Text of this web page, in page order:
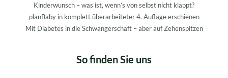
Kinderwunsch – was ist, wenn’s von selbst nicht klappt?
planBaby in komplett überarbeiteter 4. Auflage erschienen
Mit Diabetes in die Schwangerschaft – aber auf Zehenspitzen
So finden Sie uns